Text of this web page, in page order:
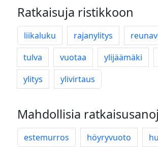
Ratkaisuja ristikkoon
liikaluku rajanylitys
tulva
vuotaa ylijäämäki
ylitys
ylivirtaus
Mahdollisia
estemurros höyryvuoto